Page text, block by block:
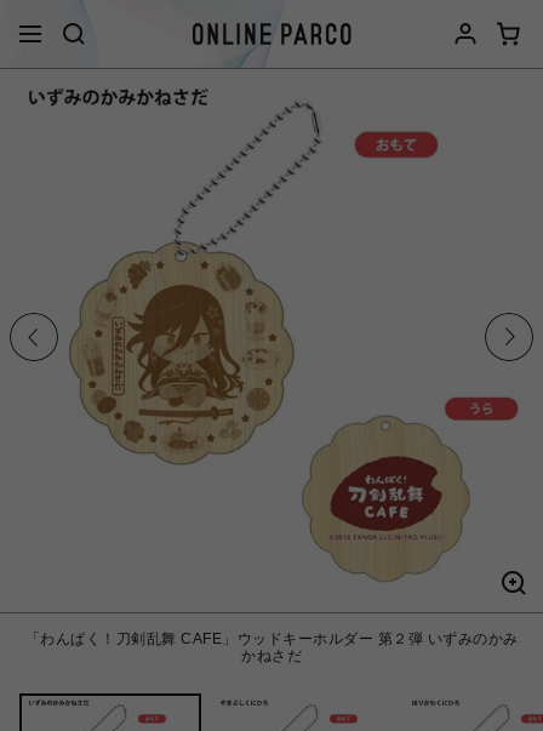
「わんぱく！刀剣乱舞 CAFE」ウッドキーホルダー 第２弾 いずみのかみ
かねさだ